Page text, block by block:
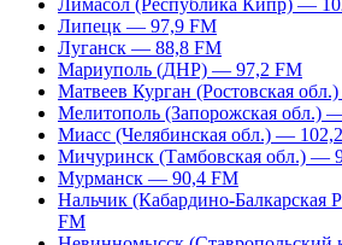
Лимасол (Республика Кипр) —
Липецк — 97,9 FM
Луганск — 88,8 FM
Мариуполь (ДНР) — 97,2 FM
Матвеев Курган (Ростовская
Мелитополь (Запорожская обл.)
Миасс (Челябинская обл.) —
Мичуринск (Тамбовская обл.) —
Мурманск — 90,4 FM
Нальчик (Кабардино-Балкарская
FM